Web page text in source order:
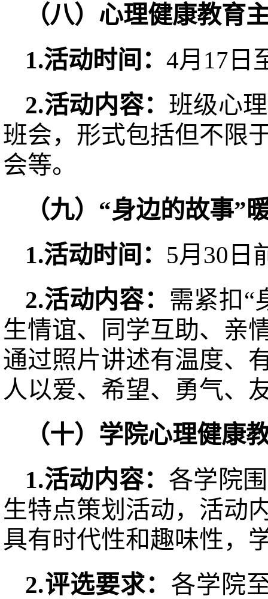
（八）心理健康教育
1.活动时间 ：4月17日
2.活动内容： 班级心
班会，形式包括但不限
会等。
（九）“身边的故事”
1.活动时间 ： 5月30日
2.活动内容： 需紧扣“
生情谊、同学互助、亲
通过照片讲述有温度、
人以爱、希望、勇气、
（十）学院心理健康
1.活动内容： 各学院
生特点策划活动，活动
具有时代性和趣味性，
2.评选要求： 各学院